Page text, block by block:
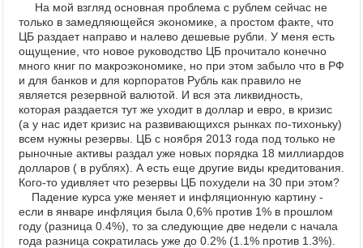
Фототоп
Видеотоп
На мой взгляд основная проблема с рублем сейчас не
только в замедляющейся экономике, а простом факте, что
ЦБ раздает направо и налево дешевые рубли. У меня есть
ощущение, что новое руководство ЦБ прочитало конечно
много книг по макроэкономике, но при этом забыло что в РФ
и для банков и для корпоратов Рубль как правило не
является резервной валютой. И вся эта ликвидность,
которая раздается тут же уходит в доллар и евро, в кризис
(а у нас идет кризис на развивающихся рынках по-тихоньку)
всем нужны резервы. ЦБ с ноября 2013 года под только не
рыночные активы раздал уже новых порядка 18 миллиардов
долларов ( в рублях). А есть еще другие виды кредитования.
Кого-то удивляет что резервы ЦБ похудели на 30 при этом?
Падение курса уже меняет и инфляционную картину -
если в январе инфляция была 0,6% против 1% в прошлом
году (разница 0.4%), то за следующие две недели с начала
года разница сократилась уже до 0.2% (1.1% против 1.3%).